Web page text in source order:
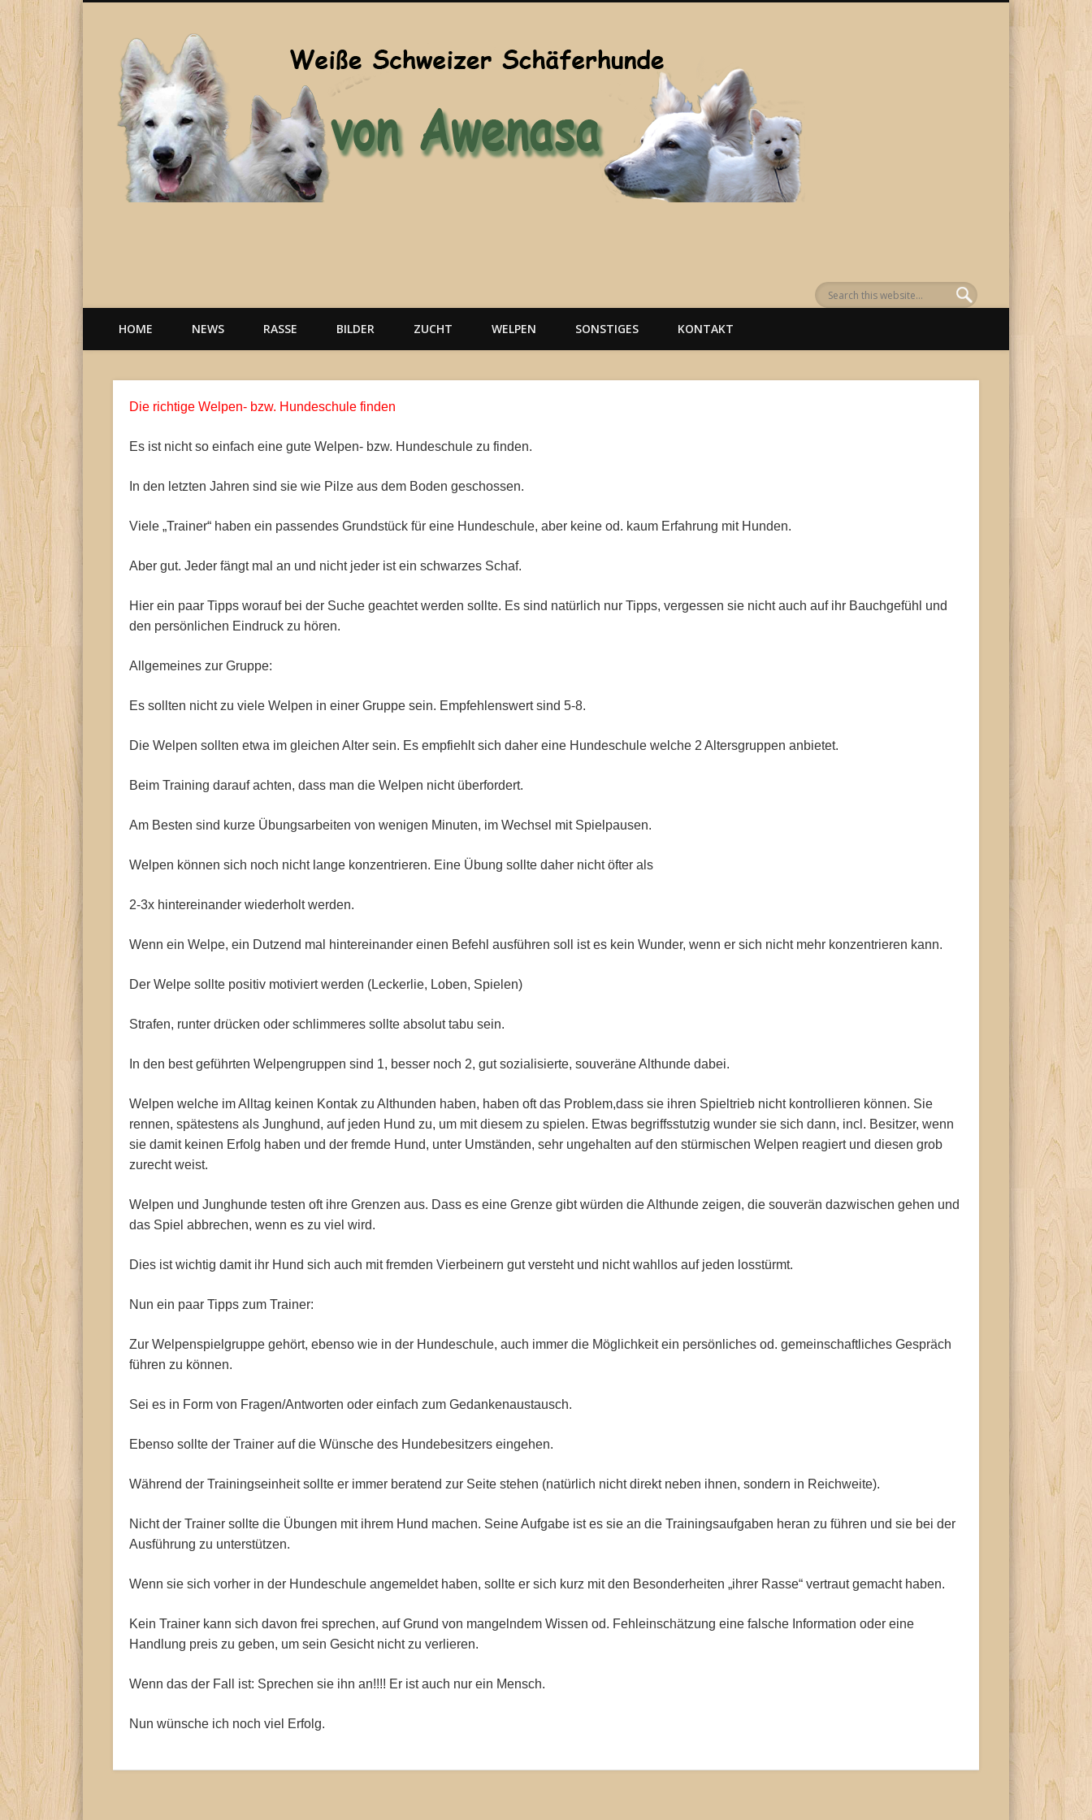
Welpen, weiße Schäferhunde, Hunde, Berger Blanc Suisse
HOME NEWS RASSE BILDER ZUCHT WELPEN SONSTIGES KONTAKT
Die richtige Welpen- bzw. Hundeschule finden
Es ist nicht so einfach eine gute Welpen- bzw. Hundeschule zu finden.
In den letzten Jahren sind sie wie Pilze aus dem Boden geschossen.
Viele „Trainer“ haben ein passendes Grundstück für eine Hundeschule, aber keine od. kaum Erfahrung mit Hunden.
Aber gut. Jeder fängt mal an und nicht jeder ist ein schwarzes Schaf.
Hier ein paar Tipps worauf bei der Suche geachtet werden sollte. Es sind natürlich nur Tipps, vergessen sie nicht auch auf ihr Bauchgefühl und
den persönlichen Eindruck zu hören.
Allgemeines zur Gruppe:
Es sollten nicht zu viele Welpen in einer Gruppe sein. Empfehlenswert sind 5-8.
Die Welpen sollten etwa im gleichen Alter sein. Es empfiehlt sich daher eine Hundeschule welche 2 Altersgruppen anbietet.
Beim Training darauf achten, dass man die Welpen nicht überfordert.
Am Besten sind kurze Übungsarbeiten von wenigen Minuten, im Wechsel mit Spielpausen.
Welpen können sich noch nicht lange konzentrieren. Eine Übung sollte daher nicht öfter als
2-3x hintereinander wiederholt werden.
Wenn ein Welpe, ein Dutzend mal hintereinander einen Befehl ausführen soll ist es kein Wunder, wenn er sich nicht mehr konzentrieren kann.
Der Welpe sollte positiv motiviert werden (Leckerlie, Loben, Spielen)
Strafen, runter drücken oder schlimmeres sollte absolut tabu sein.
In den best geführten Welpengruppen sind 1, besser noch 2, gut sozialisierte, souveräne Althunde dabei.
Welpen welche im Alltag keinen Kontak zu Althunden haben, haben oft das Problem,dass sie ihren Spieltrieb nicht kontrollieren können. Sie
rennen, spätestens als Junghund, auf jeden Hund zu, um mit diesem zu spielen. Etwas begriffsstutzig wunder sie sich dann, incl. Besitzer, wenn
sie damit keinen Erfolg haben und der fremde Hund, unter Umständen, sehr ungehalten auf den stürmischen Welpen reagiert und diesen grob
zurecht weist.
Welpen und Junghunde testen oft ihre Grenzen aus. Dass es eine Grenze gibt würden die Althunde zeigen, die souverän dazwischen gehen und
das Spiel abbrechen, wenn es zu viel wird.
Dies ist wichtig damit ihr Hund sich auch mit fremden Vierbeinern gut versteht und nicht wahllos auf jeden losstürmt.
Nun ein paar Tipps zum Trainer:
Zur Welpenspielgruppe gehört, ebenso wie in der Hundeschule, auch immer die Möglichkeit ein persönliches od. gemeinschaftliches Gespräch
führen zu können.
Sei es in Form von Fragen/Antworten oder einfach zum Gedankenaustausch.
Ebenso sollte der Trainer auf die Wünsche des Hundebesitzers eingehen.
Während der Trainingseinheit sollte er immer beratend zur Seite stehen (natürlich nicht direkt neben ihnen, sondern in Reichweite).
Nicht der Trainer sollte die Übungen mit ihrem Hund machen. Seine Aufgabe ist es sie an die Trainingsaufgaben heran zu führen und sie bei der
Ausführung zu unterstützen.
Wenn sie sich vorher in der Hundeschule angemeldet haben, sollte er sich kurz mit den Besonderheiten „ihrer Rasse“ vertraut gemacht haben.
Kein Trainer kann sich davon frei sprechen, auf Grund von mangelndem Wissen od. Fehleinschätzung eine falsche Information oder eine
Handlung preis zu geben, um sein Gesicht nicht zu verlieren.
Wenn das der Fall ist: Sprechen sie ihn an!!!! Er ist auch nur ein Mensch.
Nun wünsche ich noch viel Erfolg.